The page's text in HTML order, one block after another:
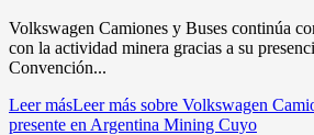
Volkswagen Camiones y Buses continúa
con la actividad minera gracias a su
Convención...
Leer másLeer más sobre Volkswagen
presente en Argentina Mining Cuyo